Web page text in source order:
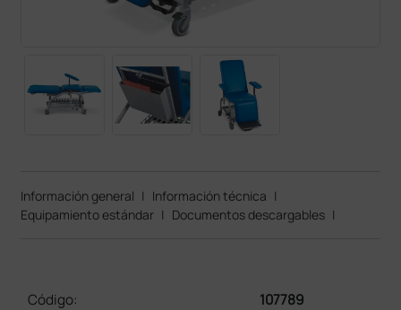
Información general | Información técnica |
Equipamiento estándar | Documentos descargables |
Código:
107789